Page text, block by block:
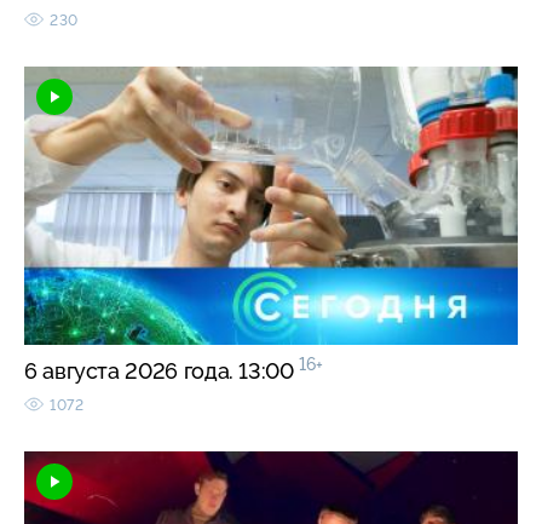
230
6 августа 2026 года. 13:00 16+
1072